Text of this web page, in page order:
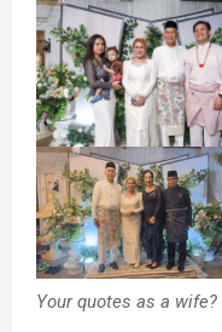
Your quotes as a wife?